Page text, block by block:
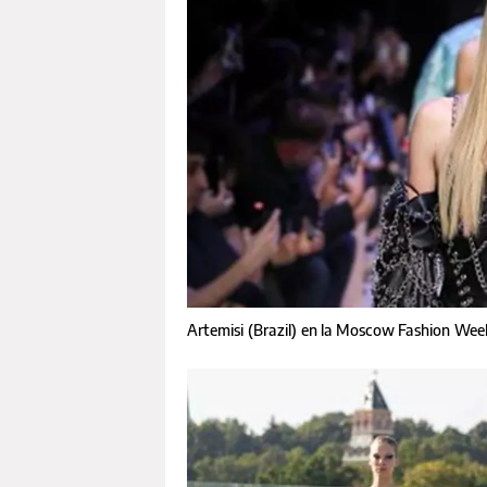
Artemisi (Brazil) en la Moscow Fashion